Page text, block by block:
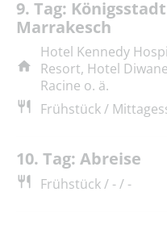
9. Tag: Königsstadt
Marrakesch
Hotel Kennedy
Resort, Hotel
Racine o. ä.
Frühstück /
10. Tag: Abreise
Frühstück / - / -